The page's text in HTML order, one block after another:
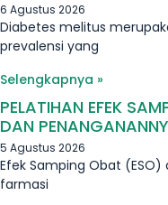
6 Agustus 2026
Diabetes melitus
prevalensi yang
Selengkapnya »
PELATIHAN EFEK
DAN
5 Agustus 2026
Efek Samping Obat
farmasi